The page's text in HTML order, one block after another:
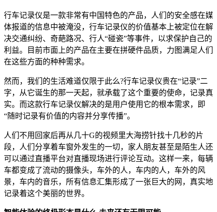
行车记录仪是一款非常有中国特色的产品，人们的安全感在媒
体报道的信息中被淹没，行车记录仪的价值基本上被定位在解
决交通纠纷、奇葩路况、行人“碰瓷”等事件，以求保护自己的
利益。目前市面上的产品在主要在拼硬件品质，力图满足人们
在这些方面的种种需求。
然而，我们的生活难道仅限于此么?行车记录仪贵在“记录”二
字，从它诞生的那一天起，就承载了这个重要的使命，记录真
实。而这款行车记录仪解决的是用户使用它的根本需求，即
“随时记录有价值的内容并分享传播”。
人们不用回家后再从几十G的视频里大海捞针找十几秒的片
段，人们分享着车窗外发生的一切，家人朋友甚至是陌生人还
可以通过直播平台对直播现场进行评论互动。这样一来，每辆
车都变成了流动的摄像头，车外的人，车内的人，车外的风
景，车内的音乐，所有信息汇集形成了一张巨大的网，真实地
记录着这个美丽的世界。